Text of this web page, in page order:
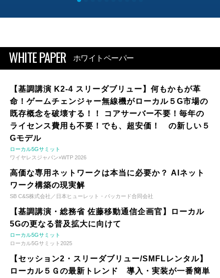
WHITE PAPER ホワイトペーパー
【基調講演 K2-4 スリーダブリュー】何もかもが革
命！ゲームチェンジャー無線機がローカル５G市場の
既存概念を破壊する！！ コアサーバー不要！毎年の
ライセンス費用も不要！でも、超安価！ の新しい５
Gモデル
ローカル5Gサミット
ワイヤレスジャパン×WTP 2026
高価な専用ネットワークは本当に必要か？ AIネット
ワーク構築の現実解
SB C&S株式会社／日本ヒューレット・パッカード合同会社
【基調講演・総務省 佐藤移動通信企画官】ローカル
5Gの更なる普及拡大に向けて
ローカル5Gサミット
ローカル5Gサミット2025
【セッション2・スリーダブリュー/SMFLレンタル】
ローカル５Ｇの最新トレンド 導入・実装が一番簡単